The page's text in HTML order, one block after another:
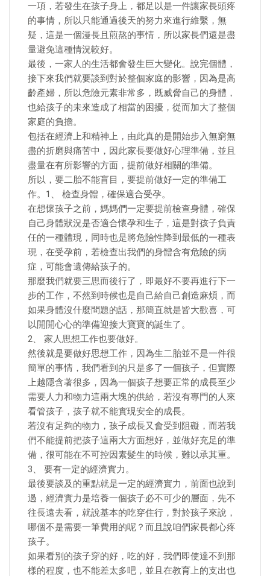
一項，若發生在孩子身上，都足以是一件讓家長頭疼
的事情，所以只能通過後天的努力來進行維繫，無
疑，這是一個漫長且煎熬的事情，所以家長們還是盡
量避免這種情況較好。
最後，一家人的生活都會發生巨大變化。說完個體，
接下來我們就要談到對於整個家庭的影響，因為是高
齡產婦，所以危險元素非常多，既威脅自己的身體，
也給孩子的未來造成了相當的困擾，從而加大了整個
家庭的負擔。
包括在經濟上和精神上，由此真的是開始步入無窮無
盡的折磨與痛苦中，因此家長要做好心理準備，並且
盡量在有所影響的方面，提前做好相關的準備。
所以，要二胎不能盲目，要提前做好一定的準備工
作。1、 檢查身體，確保適合受孕。
在想懷孩子之前，媽媽們一定要提前檢查身體，確保
自己身體狀況是否適合懷孕和生子，這是對孩子負責
任的一種體現，同時也是將危險性降到最低的一種表
現，在受孕前，若檢查出我們的身體含有危險的病
症，可能會遺傳給孩子的。
那麼我們就要三思而後行了，即最好不要再進行下一
步的工作，不然到時候也是自己給自己創造麻煩，而
如果身體沒什麼問題的話，那簡直就是皆大歡喜，可
以開開心心的準備迎接大寶寶的誕生了。
2、 家人思想工作也要做好。
然後就是要做好思想工作，因為生二胎並不是一件很
簡單的事情，我們看到的只是多了一個孩子，但實際
上越隱含著很多，因為一個孩子想要正常的成長至少
需要人力和物力這兩大塊的供給，若沒有專門的人來
看管孩子，孩子就不能實現安全的成長。
若沒有足夠的物力，孩子成長又會受到阻礙，而若我
們不能提前把孩子這兩大方面想好，並做好充足的準
備，很可能在不可控因素髮生的時候，難以承其重。
3、 要有一定的經濟實力。
最後要談及的重點就是一定的經濟實力，前面也說到
過，經濟實力是培養一個孩子必不可少的層面，先不
往長遠去看，就說基本的吃穿住行，對於孩子來說，
哪個不是需要一筆費用的呢？而且說咱們家長都心疼
孩子。
如果看別的孩子穿的好，吃的好，我們即使達不到那
樣的程度，也不能差太多吧，並且在教育上的支出也